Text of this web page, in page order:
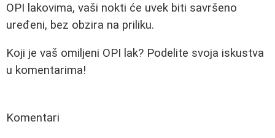
OPI lakovima, vaši nokti će uvek biti savršeno
uređeni, bez obzira na priliku.
Koji je vaš omiljeni OPI lak? Podelite svoja iskustva
u komentarima!
Komentari